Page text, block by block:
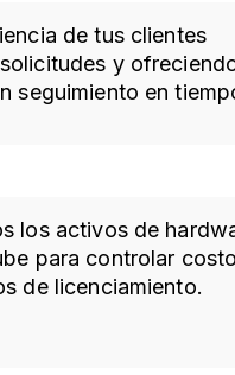
de tus clientes
y
seguimiento en
los activos de
para controlar
de licenciamiento.